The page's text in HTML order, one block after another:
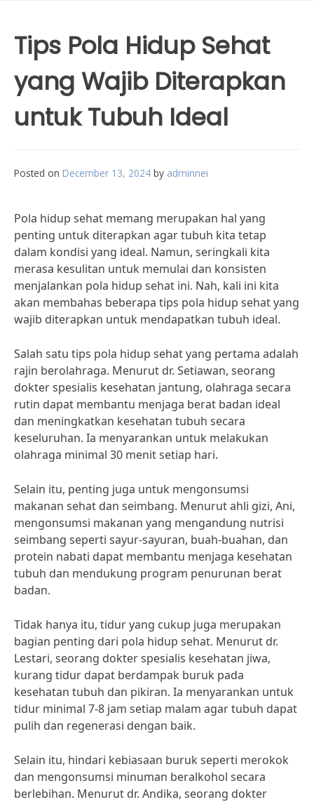
Tips Pola Hidup Sehat
yang Wajib Diterapkan
untuk Tubuh Ideal
Posted on December 13, 2024 by adminnei
Pola hidup sehat memang merupakan hal yang
penting untuk diterapkan agar tubuh kita tetap
dalam kondisi yang ideal. Namun, seringkali kita
merasa kesulitan untuk memulai dan konsisten
menjalankan pola hidup sehat ini. Nah, kali ini kita
akan membahas beberapa tips pola hidup sehat yang
wajib diterapkan untuk mendapatkan tubuh ideal.
Salah satu tips pola hidup sehat yang pertama adalah
rajin berolahraga. Menurut dr. Setiawan, seorang
dokter spesialis kesehatan jantung, olahraga secara
rutin dapat membantu menjaga berat badan ideal
dan meningkatkan kesehatan tubuh secara
keseluruhan. Ia menyarankan untuk melakukan
olahraga minimal 30 menit setiap hari.
Selain itu, penting juga untuk mengonsumsi
makanan sehat dan seimbang. Menurut ahli gizi, Ani,
mengonsumsi makanan yang mengandung nutrisi
seimbang seperti sayur-sayuran, buah-buahan, dan
protein nabati dapat membantu menjaga kesehatan
tubuh dan mendukung program penurunan berat
badan.
Tidak hanya itu, tidur yang cukup juga merupakan
bagian penting dari pola hidup sehat. Menurut dr.
Lestari, seorang dokter spesialis kesehatan jiwa,
kurang tidur dapat berdampak buruk pada
kesehatan tubuh dan pikiran. Ia menyarankan untuk
tidur minimal 7-8 jam setiap malam agar tubuh dapat
pulih dan regenerasi dengan baik.
Selain itu, hindari kebiasaan buruk seperti merokok
dan mengonsumsi minuman beralkohol secara
berlebihan. Menurut dr. Andika, seorang dokter